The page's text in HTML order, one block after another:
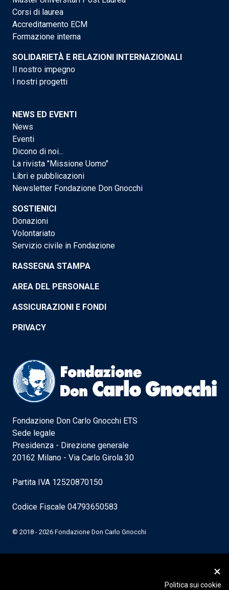
Corsi di laurea
Accreditamento ECM
Formazione interna
SOLIDARIETÀ E RELAZIONI INTERNAZIONALI
Il nostro impegno
I nostri progetti
NEWS ED EVENTI
News
Eventi
Dicono di noi...
La rivista "Missione Uomo"
Libri e pubblicazioni
Newsletter Fondazione Don Gnocchi
SOSTIENICI
Donazioni
Volontariato
Servizio civile in Fondazione
RASSEGNA STAMPA
AREA DEL PERSONALE
ASSICURAZIONI E FONDI
PRIVACY
Fondazione Don Carlo Gnocchi ETS
Sede legale
Presidenza - Direzione generale
20162 Milano - Via Carlo Girola 30
Partita IVA 12520870150
Codice Fiscale 04793650583
© 2018 - 2026 Fondazione Don Carlo Gnocchi
Politica sui cookie